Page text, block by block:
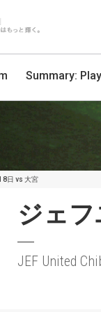
Summary:
日 vs 大宮
ジェ
JEF United